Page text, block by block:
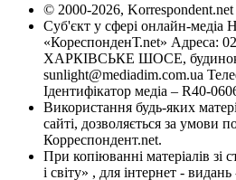
© 2000-2026, Korrespondent.net
Суб'єкт у сфері онлайн-медіа
«КореспонденТ.net» Адреса:
ХАРКІВСЬКЕ ШОСЕ, будинок
sunlight@mediadim.com.ua
Ідентифікатор медіа – R40-
Використання будь-яких
сайті, дозволяється за умови
Корреспондент.net.
При копіюванні матеріалів зі
і світу» , для інтернет -